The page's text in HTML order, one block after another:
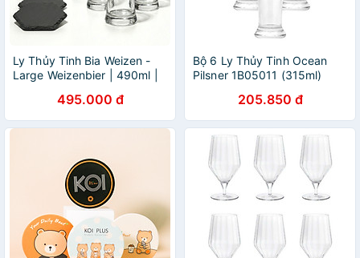
Ly Thủy Tinh Bia Weizen -
Large Weizenbier | 490ml |
495.000 đ
Bộ 6 Ly Thủy Tinh Ocean
Pilsner 1B05011 (315ml)
205.850 đ